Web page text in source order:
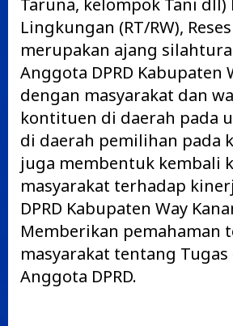
Taruna, kelompok Tani dll)
Lingkungan (RT/RW),
merupakan ajang
Anggota DPRD Kabupaten
dengan masyarakat dan
kontituen di daerah pada
di daerah pemilihan pada
juga membentuk kembali
masyarakat terhadap
DPRD Kabupaten Way
Memberikan pemahaman
masyarakat tentang
Anggota DPRD.